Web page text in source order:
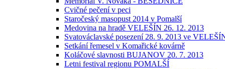
Cvičné pečení v peci
Staročeský masopust 2014 v Pomalší
Medovina na hradě VELEŠÍN 26. 12. 2013
Svatováclavské posezení 28. 9. 2013 ve
Setkání řemesel v Komařické kovárně
Koláčové slavnosti BUJANOV 20. 7. 2013
Letni festival regionu POMALŠÍ